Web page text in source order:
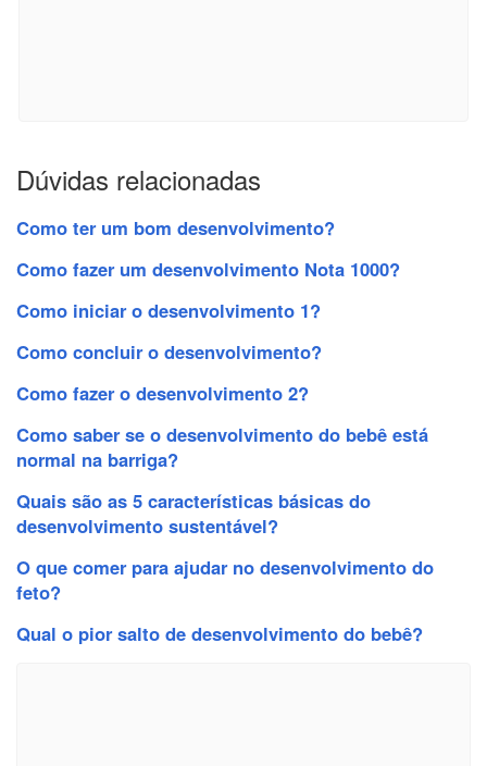
Dúvidas relacionadas
Como ter um bom desenvolvimento?
Como fazer um desenvolvimento Nota 1000?
Como iniciar o desenvolvimento 1?
Como concluir o desenvolvimento?
Como fazer o desenvolvimento 2?
Como saber se o desenvolvimento do bebê está
normal na barriga?
Quais são as 5 características básicas do
desenvolvimento sustentável?
O que comer para ajudar no desenvolvimento do
feto?
Qual o pior salto de desenvolvimento do bebê?